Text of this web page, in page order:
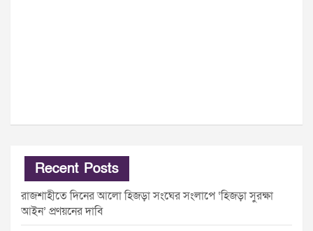
Recent Posts
রাজশাহীতে দিনের আলো হিজড়া সংঘের সংলাপে ‘হিজড়া সুরক্ষা
আইন’ প্রণয়নের দাবি